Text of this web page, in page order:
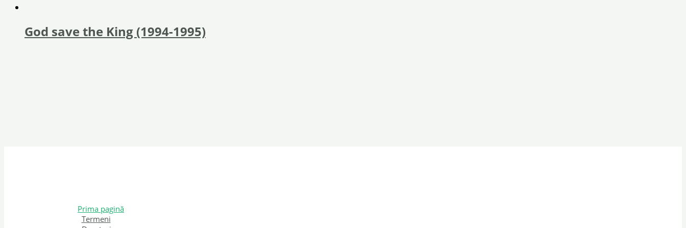
God save the King (1994-1995)
Prima pagină
Termeni